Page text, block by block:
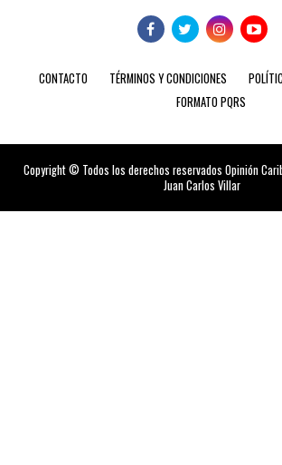
CONTACTO TÉRMINOS Y CONDICIONES
FORMATO PQRS
Copyright © Todos los derechos reservados Opinión
Juan Carlos Villar